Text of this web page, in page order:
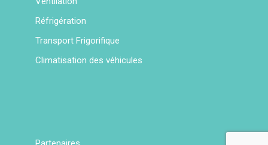
Réfrigération
Transport Frigorifique
Climatisation des véhicules